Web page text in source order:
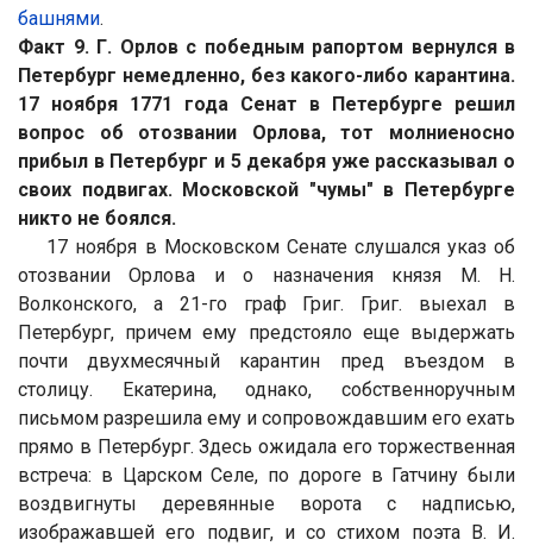
башнями.
Факт 9. Г. Орлов с победным рапортом вернулся в
Петербург немедленно, без какого-либо карантина.
17 ноября 1771 года Сенат в Петербурге решил
вопрос об отозвании Орлова, тот молниеносно
прибыл в Петербург и 5 декабря уже рассказывал о
своих подвигах. Московской "чумы" в Петербурге
никто не боялся.
17 ноября в Московском Сенате слушался указ об
отозвании Орлова и о назначения князя М. Н.
Волконского, а 21-го граф Григ. Григ. выехал в
Петербург, причем ему предстояло еще выдержать
почти двухмесячный карантин пред въездом в
столицу. Екатерина, однако, собственноручным
письмом разрешила ему и сопровождавшим его ехать
прямо в Петербург. Здесь ожидала его торжественная
встреча: в Царском Селе, по дороге в Гатчину были
воздвигнуты деревянные ворота с надписью,
изображавшей его подвиг, и со стихом поэта В. И.